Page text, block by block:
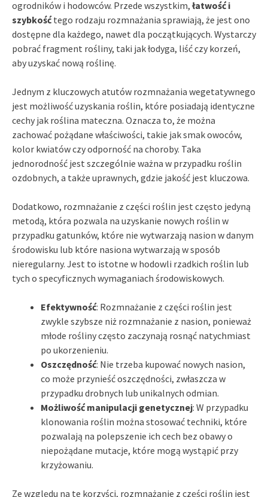
ogrodników i hodowców. Przede wszystkim, łatwość i
szybkośćtego rodzaju rozmnażania sprawiają, że jest ono
dostępne dla każdego, nawet dla początkujących. Wystarczy
pobrać fragment rośliny, taki jak łodyga, liść czy korzeń,
aby uzyskać nową roślinę.
Jednym z kluczowych atutów rozmnażania wegetatywnego
jest możliwość uzyskania roślin, które posiadają identyczne
cechy jak roślina mateczna. Oznacza to, że można
zachować pożądane właściwości, takie jak smak owoców,
kolor kwiatów czy odporność na choroby. Taka
jednorodność jest szczególnie ważna w przypadku roślin
ozdobnych, a także uprawnych, gdzie jakość jest kluczowa.
Dodatkowo, rozmnażanie z części roślin jest często jedyną
metodą, która pozwala na uzyskanie nowych roślin w
przypadku gatunków, które nie wytwarzają nasion w danym
środowisku lub które nasiona wytwarzają w sposób
nieregularny. Jest to istotne w hodowli rzadkich roślin lub
tych o specyficznych wymaganiach środowiskowych.
Efektywność: Rozmnażanie z części roślin jest
zwykle szybsze niż rozmnażanie z nasion, ponieważ
młode rośliny często zaczynają rosnąć natychmiast
po ukorzenieniu.
Oszczędność: Nie trzeba kupować nowych nasion,
co może przynieść oszczędności, zwłaszcza w
przypadku drobnych lub unikalnych odmian.
Możliwość manipulacji genetycznej: W przypadku
klonowania roślin można stosować techniki, które
pozwalają na polepszenie ich cech bez obawy o
niepożądane mutacje, które mogą wystąpić przy
krzyżowaniu.
Ze względu na te korzyści, rozmnażanie z części roślin jest